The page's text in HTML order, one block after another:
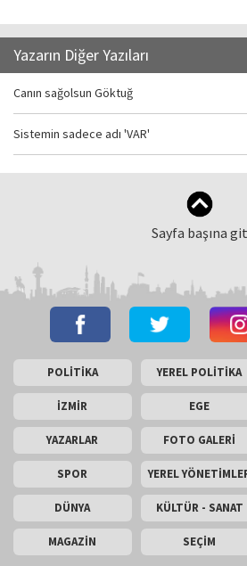
Yazarın Diğer Yazıları
Canın sağolsun Göktuğ
Sistemin sadece adı 'VAR'
Sayfa başına git
POLİTİKA YEREL POLİTİKA
İZMİR EGE
YAZARLAR FOTO GALERİ
SPOR YEREL
DÜNYA KÜLTÜR - SANAT
MAGAZİN SEÇİM